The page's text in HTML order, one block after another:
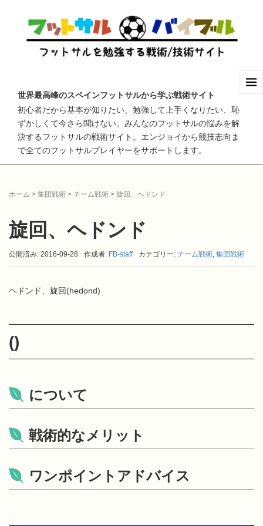
世界最高峰のスペインフットサルから学ぶ戦術サイト
初心者だから基本が知りたい、勉強して上手くなりたい、恥
ずかしくて今さら聞けない。みんなのフットサルの悩みを解
決するフットサルの戦術サイト。エンジョイから競技志向ま
で全てのフットサルプレイヤーをサポートします。
ホーム > 集団戦術 > チーム戦術 > 旋回、ヘドンド
旋回、ヘドンド
公開済み: 2016-09-28 作成者: FB-staff カテゴリー: チーム戦術, 集団戦術
ヘドンド、旋回(hedond)
()
について
戦術的なメリット
ワンポイントアドバイス